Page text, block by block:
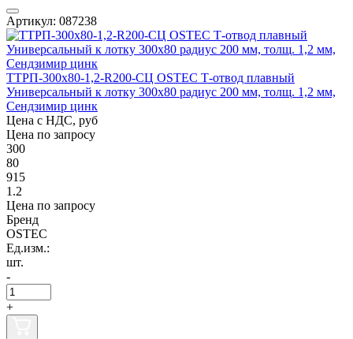
Артикул: 087238
ТТРП-300х80-1,2-R200-СЦ OSTEC Т-отвод плавный
Универсальный к лотку 300х80 радиус 200 мм, толщ. 1,2 мм,
Сендзимир цинк
Цена с НДС, руб
Цена по запросу
300
80
915
1.2
Цена по запросу
Бренд
OSTEC
Ед.изм.:
шт.
-
+